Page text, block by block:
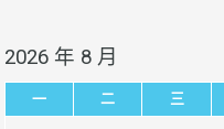
2026 年 8 月
一 二 三